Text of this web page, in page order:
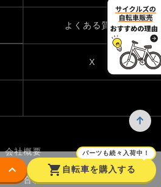
keyboard_arrow_down shopping_cart
パーツも続々入荷中！
自転車を購入する
よくある質問
X
会社概要
お問い合わせ